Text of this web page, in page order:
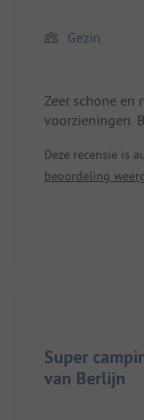
Gezin
Zeer schone en
voorzieningen.
komen graag
Deze recensie is
beoordeling
Super
van Berlijn